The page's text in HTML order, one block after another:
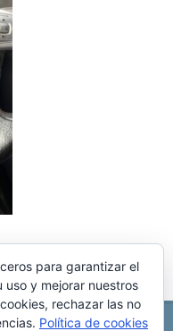
para garantizar el
y mejorar nuestros
rechazar las no
Política de cookies